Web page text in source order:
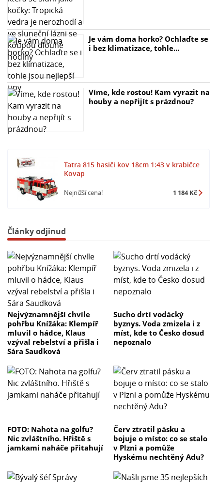
Je vám doma horko? Ochlaďte se
i bez klimatizace, tohle...
Víme, kde rostou! Kam vyrazit na
houby a nepřijít s prázdnou?
Tatra 815 hasiči kov 18cm 1:43 v krabičce
Kovap
Nejnižší cena! 1 184 Kč
Články odjinud
Nejvýznamnější chvíle
pohřbu Knížáka: Klempíř
mluvil o hádce, Klaus
vzýval rebelství a přišla i
Sára Saudková
Sucho drtí vodácký
byznys. Voda zmizela i z
míst, kde to Česko dosud
nepoznalo
FOTO: Nahota na golfu?
Nic zvláštního. Hřiště s
jamkami naháče přitahují
Červ ztratil pásku a
bojuje o místo: co se stalo
v Plzni a pomůže
Hyskému nechtěný Adu?